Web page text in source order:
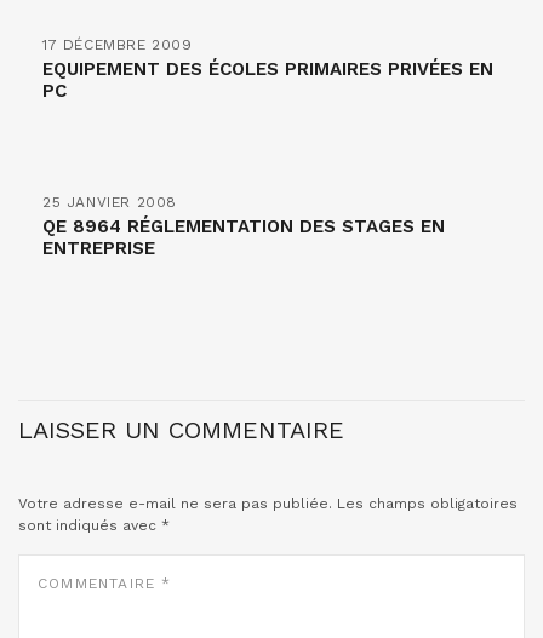
17 DÉCEMBRE 2009
EQUIPEMENT DES ÉCOLES PRIMAIRES PRIVÉES EN
PC
25 JANVIER 2008
QE 8964 RÉGLEMENTATION DES STAGES EN
ENTREPRISE
LAISSER UN COMMENTAIRE
Votre adresse e-mail ne sera pas publiée. Les champs obligatoires
sont indiqués avec *